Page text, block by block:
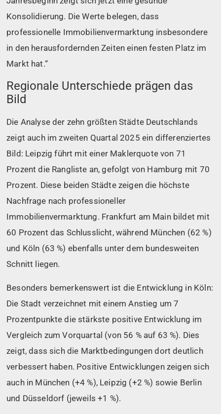
Konsolidierung. Die Werte belegen, dass
professionelle Immobilienvermarktung insbesondere
in den herausfordernden Zeiten einen festen Platz im
Markt hat.“
Regionale Unterschiede prägen das
Bild
Die Analyse der zehn größten Städte Deutschlands
zeigt auch im zweiten Quartal 2025 ein differenziertes
Bild: Leipzig führt mit einer Maklerquote von 71
Prozent die Rangliste an, gefolgt von Hamburg mit 70
Prozent. Diese beiden Städte zeigen die höchste
Nachfrage nach professioneller
Immobilienvermarktung. Frankfurt am Main bildet mit
60 Prozent das Schlusslicht, während München (62 %)
und Köln (63 %) ebenfalls unter dem bundesweiten
Schnitt liegen.
Besonders bemerkenswert ist die Entwicklung in Köln:
Die Stadt verzeichnet mit einem Anstieg um 7
Prozentpunkte die stärkste positive Entwicklung im
Vergleich zum Vorquartal (von 56 % auf 63 %). Dies
zeigt, dass sich die Marktbedingungen dort deutlich
verbessert haben. Positive Entwicklungen zeigen sich
auch in München (+4 %), Leipzig (+2 %) sowie Berlin
und Düsseldorf (jeweils +1 %).